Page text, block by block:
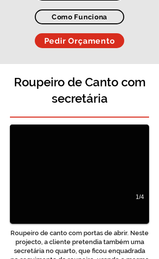
Como Funciona
Pedir Orçamento
Roupeiro de Canto com
secretária
Roupeiro de Canto com secretária
1/4
Roupeiro de canto com portas de abrir. Neste
projecto, a cliente pretendia também uma
secretária no quarto, que ficou enquadrada